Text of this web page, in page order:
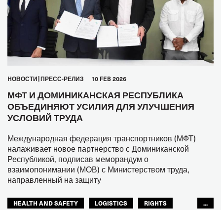
HОВОСТИ ПРЕСС-РЕЛИЗ 10 FEB 2026
МФТ И ДОМИНИКАНСКАЯ РЕСПУБЛИКА
ОБЪЕДИНЯЮТ УСИЛИЯ ДЛЯ УЛУЧШЕНИЯ
УСЛОВИЙ ТРУДА
Международная федерация транспортников (МФТ)
налаживает новое партнерство с Доминиканской
Республикой, подписав меморандум о
взаимопонимании (МОВ) с Министерством труда,
направленный на защиту
HEALTH AND SAFETY LOGISTICS
RIGHTS
...